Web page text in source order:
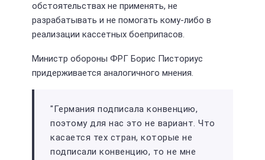
обстоятельствах не применять, не
разрабатывать и не помогать кому-либо в
реализации кассетных боеприпасов.
Министр обороны ФРГ Борис Писториус
придерживается аналогичного мнения.
"Германия подписала конвенцию,
поэтому для нас это не вариант. Что
касается тех стран, которые не
подписали конвенцию, то не мне